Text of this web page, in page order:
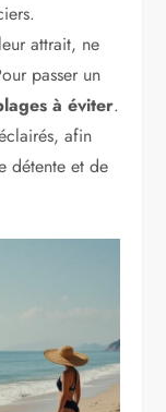
attrait, ne
passer un
à éviter.
afin
détente et de